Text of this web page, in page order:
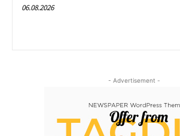
06.08.2026
- Advertisement -